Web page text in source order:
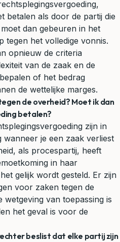
betalen als door de partij die
dan gebeuren in het
tegen het volledige vonnis.
opnieuw de criteria
van de zaak en de
of het bedrag
de wettelijke marges.
de overheid? Moet ik dan
betalen?
zijn in
je een zaak verliest
als procespartij, heeft
in haar
gelijk wordt gesteld. Er zijn
voor zaken tegen de
van toepassing is
het geval is voor de
beslist dat elke partij zijn